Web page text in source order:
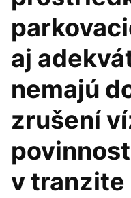
aj
nemajú
zrušení
v tranzite